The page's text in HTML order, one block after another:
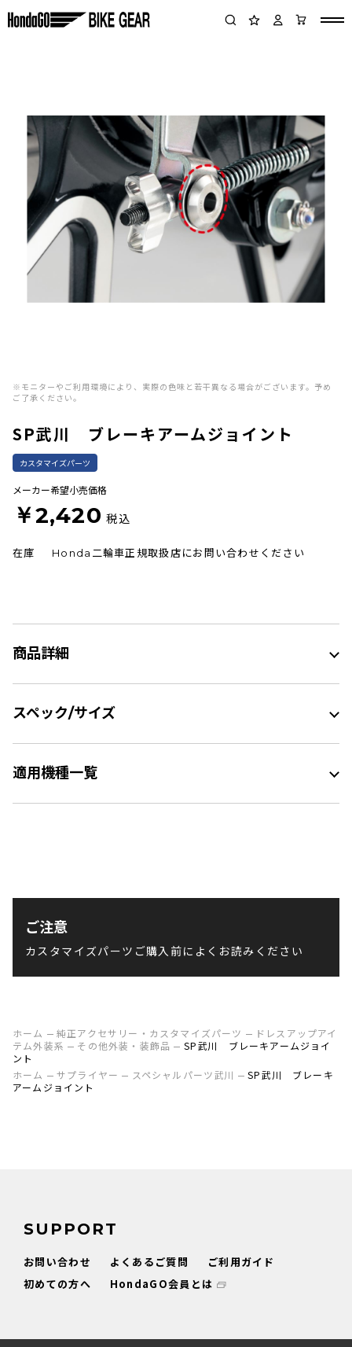
※モニターやご利用環境により、実際の色味と若干異なる場合がございます。予め
ご了承ください。
カスタマイズパーツ
SP武川 ブレーキアームジョイント
メーカー希望小売価格
￥2,420 税込
在庫 Honda二輪車正規取扱店にお問い合わせください
商品詳細
スペック/サイズ
適用機種一覧
ご注意
カスタマイズパーツご購入前によくお読みください
ホーム 純正アクセサリー・カスタマイズパーツ
ドレスアップアイ
テム外装系
その他外装・装飾品
SP武川 ブレーキアームジョイ
ント
ホーム
サプライヤー スペシャルパーツ武川
SP武川 ブレーキ
アームジョイント
SUPPORT
お問い合わせ よくあるご質問
ご利用ガイド
初めての方へ
HondaGO会員とは